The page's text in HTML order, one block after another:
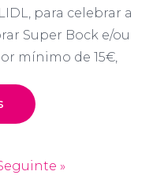
para celebrar a
Super Bock e/ou
mínimo de 15€,
»